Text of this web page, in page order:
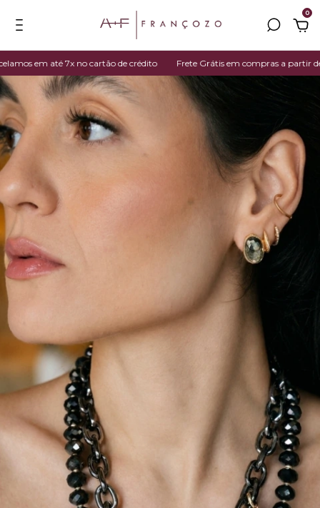
0
em até 7x no cartão de crédito Frete Grátis em compras a partir de